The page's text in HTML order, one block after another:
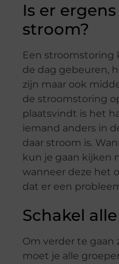
Is er
stroom?
Een stroomstoring
de dag gebeuren,
zijn maar ook
de stroomstoring
plaatsvindt is het
iemand anders in
daar stroom is.
kun je gaan kijken
wanneer deze het
dat er een
Schakel
Om verder te gaan
moet je alle